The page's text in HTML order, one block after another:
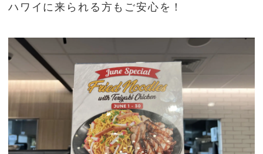
ハワイに来られる方もご安心を！